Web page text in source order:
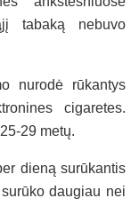
tabaką nebuvo
nurodė rūkantys
cigaretes.
29 metų.
dieną surūkantis
daugiau nei